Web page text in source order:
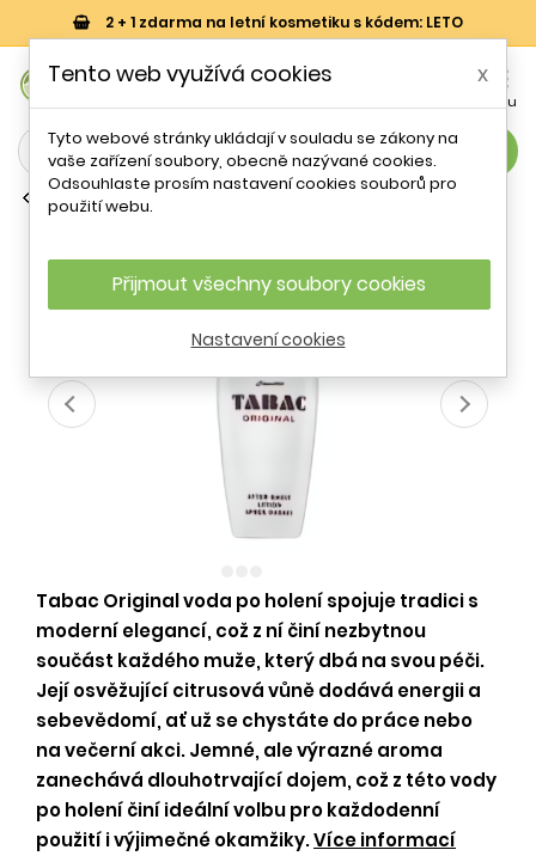
2 + 1 zdarma na letní kosmetiku s kódem: LETO

Menu
search
Krémy, vody a gely po holení
Tabac Original voda po holení spojuje tradici s
moderní elegancí, což z ní činí nezbytnou
součást každého muže, který dbá na svou péči.
Její osvěžující citrusová vůně dodává energii a
sebevědomí, ať už se chystáte do práce nebo
na večerní akci. Jemné, ale výrazné aroma
zanechává dlouhotrvající dojem, což z této vody
po holení činí ideální volbu pro každodenní
použití i výjimečné okamžiky.Více informací
Tento web využívá cookies x
Tyto webové stránky ukládají v souladu se zákony na
vaše zařízení soubory, obecně nazývané cookies.
Odsouhlaste prosím nastavení cookies souborů pro
použití webu.
Přijmout všechny soubory cookies
Nastavení cookies